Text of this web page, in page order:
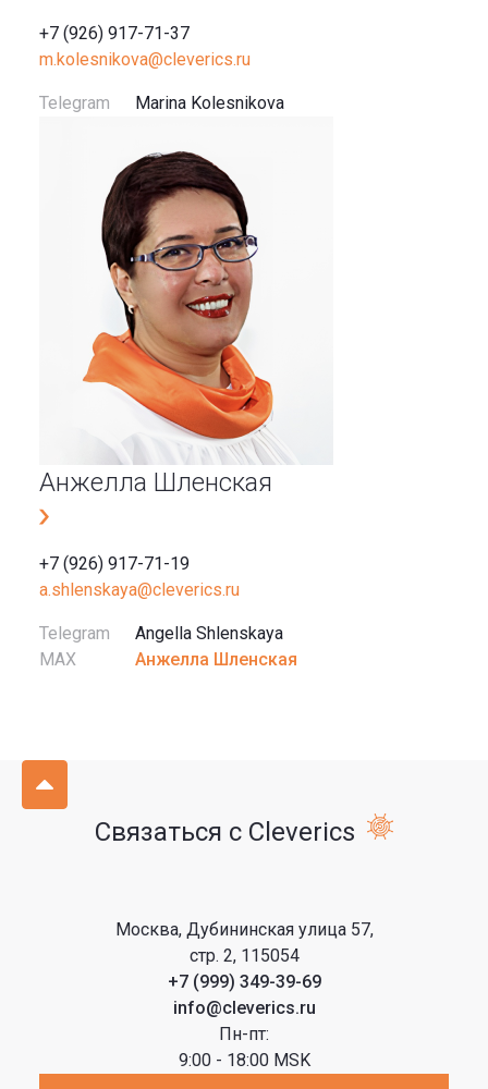
+7 (926) 917-71-37
m.kolesnikova@cleverics.ru
Telegram Marina Kolesnikova
Анжелла Шленская
+7 (926) 917-71-19
a.shlenskaya@cleverics.ru
Telegram
Angella Shlenskaya
MAX
Анжелла Шленская
Связаться с Cleverics
Москва, Дубининская улица 57,
стр. 2, 115054
+7 (999) 349-39-69
info@cleverics.ru
Пн-пт:
9:00 - 18:00 MSK